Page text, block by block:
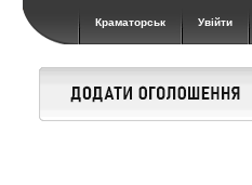
Краматорськ Увійти